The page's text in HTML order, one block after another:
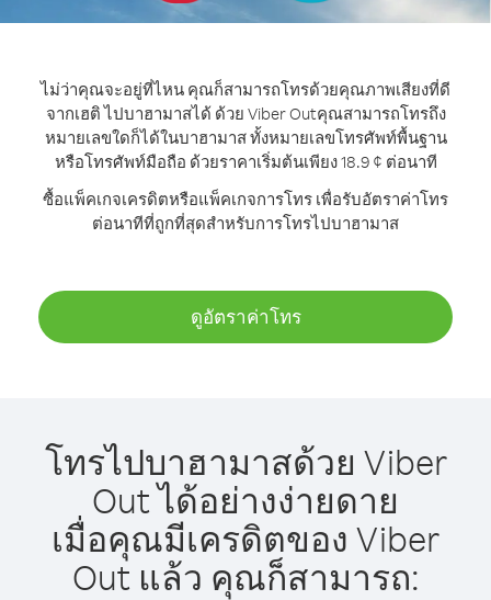
ไม่ว่าคุณจะอยู่ที่ไหน คุณก็สามารถโทรด้วยคุณภาพเสียงที่ดี
จากเฮติ ไปบาฮามาสได้ ด้วย Viber Outคุณสามารถโทรถึง
หมายเลขใดก็ได้ในบาฮามาส ทั้งหมายเลขโทรศัพท์พื้นฐาน
หรือโทรศัพท์มือถือ ด้วยราคาเริ่มต้นเพียง 18.9 ¢ ต่อนาที
ซื้อแพ็คเกจเครดิตหรือแพ็คเกจการโทร เพื่อรับอัตราค่าโทร
ต่อนาทีที่ถูกที่สุดสำหรับการโทรไปบาฮามาส
ดูอัตราค่าโทร
โทรไปบาฮามาสด้วย Viber
Out ได้อย่างง่ายดาย
เมื่อคุณมีเครดิตของ Viber
Out แล้ว คุณก็สามารถ: